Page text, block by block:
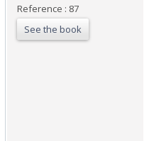
Reference : 87
See the book